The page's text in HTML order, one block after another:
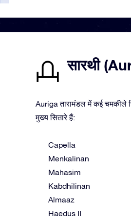
सारथी
Auriga तारामंडल में कई चमकीले
मुख्य सितारे हैं:
Capella
Menkalinan
Mahasim
Kabdhilinan
Almaaz
Haedus II